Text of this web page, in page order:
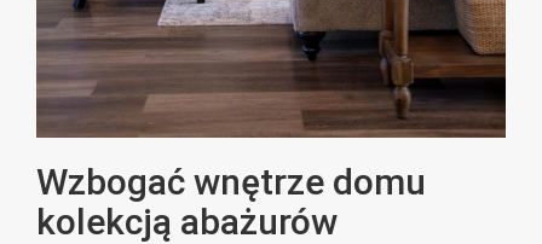
Wzbogać wnętrze domu
kolekcją abażurów